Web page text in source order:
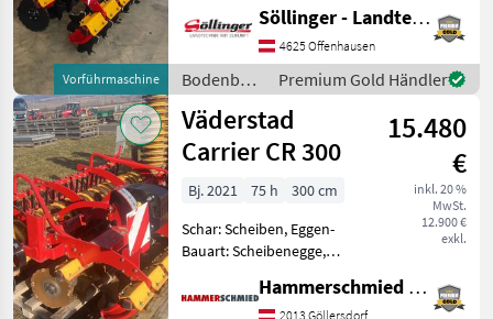
Vorführmaschine
Nachlaufeinrichtung
CrossCutter Disc aggressive
Scheiben 450 mm
Steelrunner Walze
Nachlaufstriegel Straße
Söllinger - Landtechnik GmbH
4625 Offenhausen
Bodenbearbeitung
/
Väderstad
Premium Gold Händler
Väderstad
Carrier CR 300
15.480
€
inkl. 20 %
MwSt.
12.900 €
exkl.
Bj. 2021 75 h
300 cm
Schar: Scheiben, Eggen-
Bauart: Scheibenegge,
Nachlaufeinrichtung,
Hammerschmied GmbH
2013 Göllersdorf